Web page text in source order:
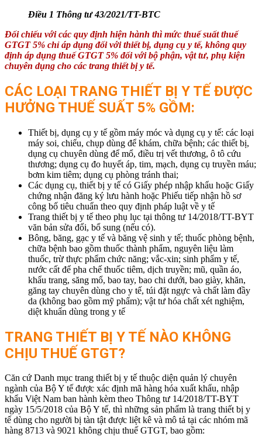
Điều 1 Thông tư 43/2021/TT-BTC
Đối chiếu với các quy định hiện hành thì mức thuế suất thuế
GTGT 5% chỉ áp dụng đối với thiết bị, dụng cụ y tế, không quy
định áp dụng thuế GTGT 5% đối với bộ phận, vật tư, phụ kiện
chuyên dụng cho các trang thiết bị y tế.
CÁC LOẠI TRANG THIẾT BỊ Y TẾ ĐƯỢC
HƯỞNG THUẾ SUẤT 5% GỒM:
Thiết bị, dụng cụ y tế gồm máy móc và dụng cụ y tế: các loại
máy soi, chiếu, chụp dùng để khám, chữa bệnh; các thiết bị,
dụng cụ chuyên dùng để mổ, điều trị vết thương, ô tô cứu
thương; dụng cụ đo huyết áp, tim, mạch, dụng cụ truyền máu;
bơm kim tiêm; dụng cụ phòng tránh thai;
Các dụng cụ, thiết bị y tế có Giấy phép nhập khẩu hoặc Giấy
chứng nhận đăng ký lưu hành hoặc Phiếu tiếp nhận hồ sơ
công bố tiêu chuẩn theo quy định pháp luật về y tế
Trang thiết bị y tế theo phụ lục tại thông tư 14/2018/TT-BYT
văn bản sửa đổi, bổ sung (nếu có).
Bông, băng, gạc y tế và băng vệ sinh y tế; thuốc phòng bệnh,
chữa bệnh bao gồm thuốc thành phẩm, nguyên liệu làm
thuốc, trừ thực phẩm chức năng; vắc-xin; sinh phẩm y tế,
nước cất để pha chế thuốc tiêm, dịch truyền; mũ, quần áo,
khẩu trang, săng mổ, bao tay, bao chi dưới, bao giày, khăn,
găng tay chuyên dùng cho y tế, túi đặt ngực và chất làm đầy
da (không bao gồm mỹ phẩm); vật tư hóa chất xét nghiệm,
diệt khuẩn dùng trong y tế
TRANG THIẾT BỊ Y TẾ NÀO KHÔNG
CHỊU THUẾ GTGT?
Căn cứ Danh mục trang thiết bị y tế thuộc diện quản lý chuyên
ngành của Bộ Y tế được xác định mã hàng hóa xuất khẩu, nhập
khẩu Việt Nam ban hành kèm theo Thông tư 14/2018/TT-BYT
ngày 15/5/2018 của Bộ Y tế, thì những sản phẩm là trang thiết bị y
tế dùng cho người bị tàn tật được liệt kê và mô tả tại các nhóm mã
hàng 8713 và 9021 không chịu thuế GTGT, bao gồm: